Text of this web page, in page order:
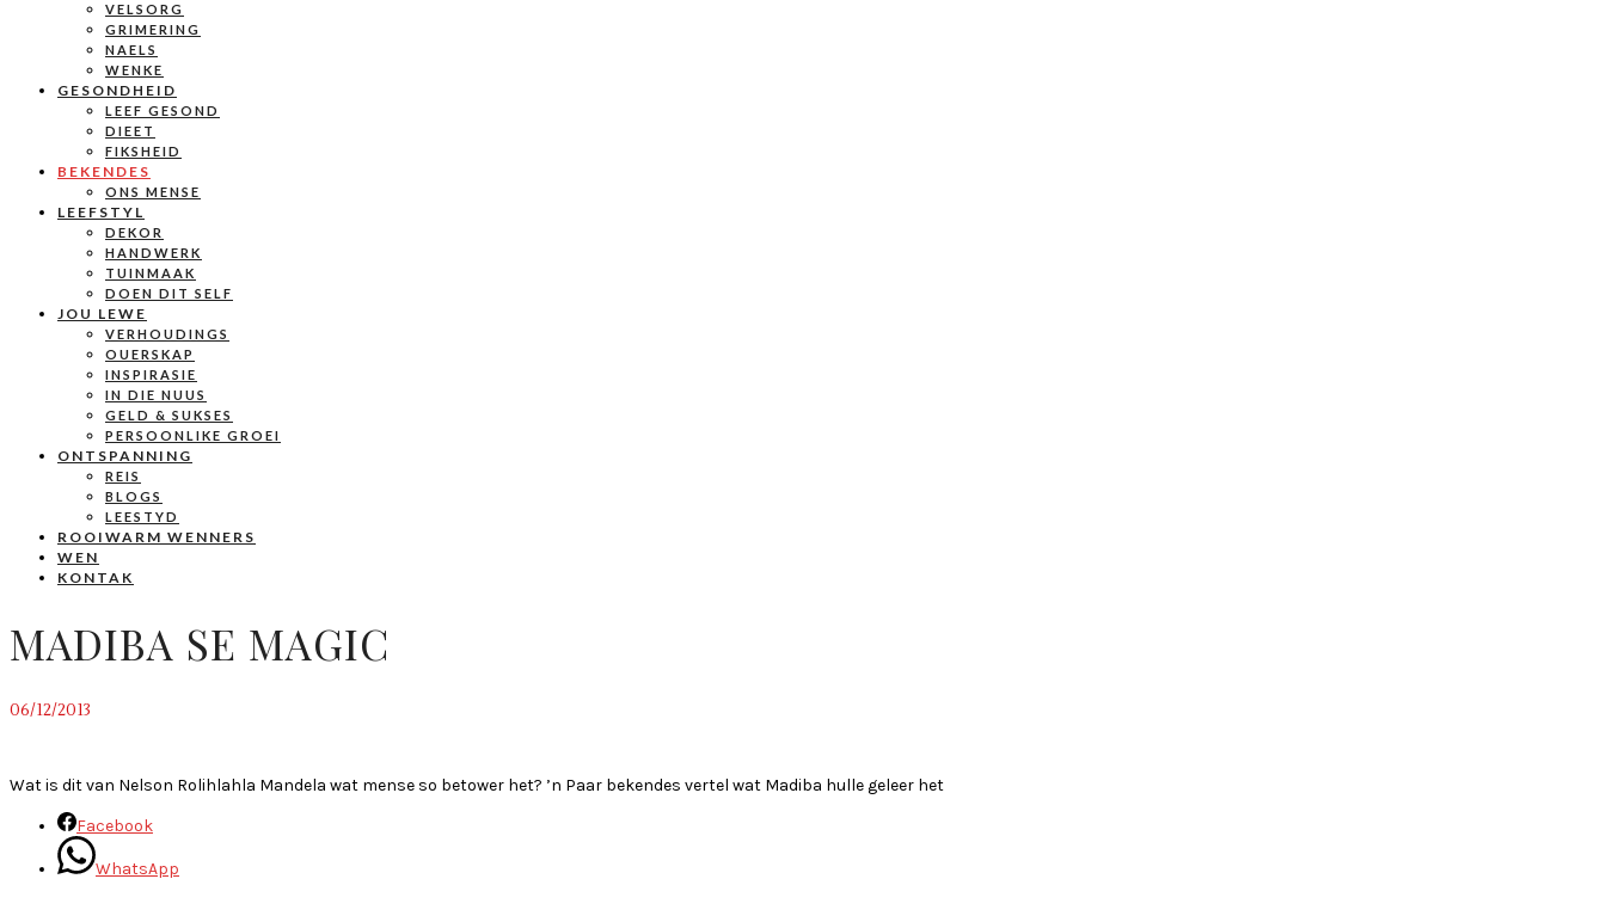
VELSORG
GRIMERING
NAELS
WENKE
GESONDHEID
LEEF GESOND
DIEET
FIKSHEID
BEKENDES
ONS MENSE
LEEFSTYL
DEKOR
HANDWERK
TUINMAAK
DOEN DIT SELF
JOU LEWE
VERHOUDINGS
OUERSKAP
INSPIRASIE
IN DIE NUUS
GELD & SUKSES
PERSOONLIKE GROEI
ONTSPANNING
REIS
BLOGS
LEESTYD
ROOIWARM WENNERS
WEN
KONTAK
MADIBA SE MAGIC
06/12/2013
Wat is dit van Nelson Rolihlahla Mandela wat mense so betower het? ’n Paar bekendes vertel wat Madiba hulle geleer het
Facebook
WhatsApp